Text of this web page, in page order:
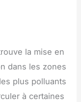
la mise en
dans les zones
plus polluants
à certaines